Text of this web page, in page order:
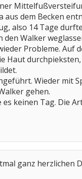
dem Becken
also 14 Tage
Walker
Probleme. Auf
Haut
Wieder mit
gehen.
keinen Tag. Die
ganz herzlichen